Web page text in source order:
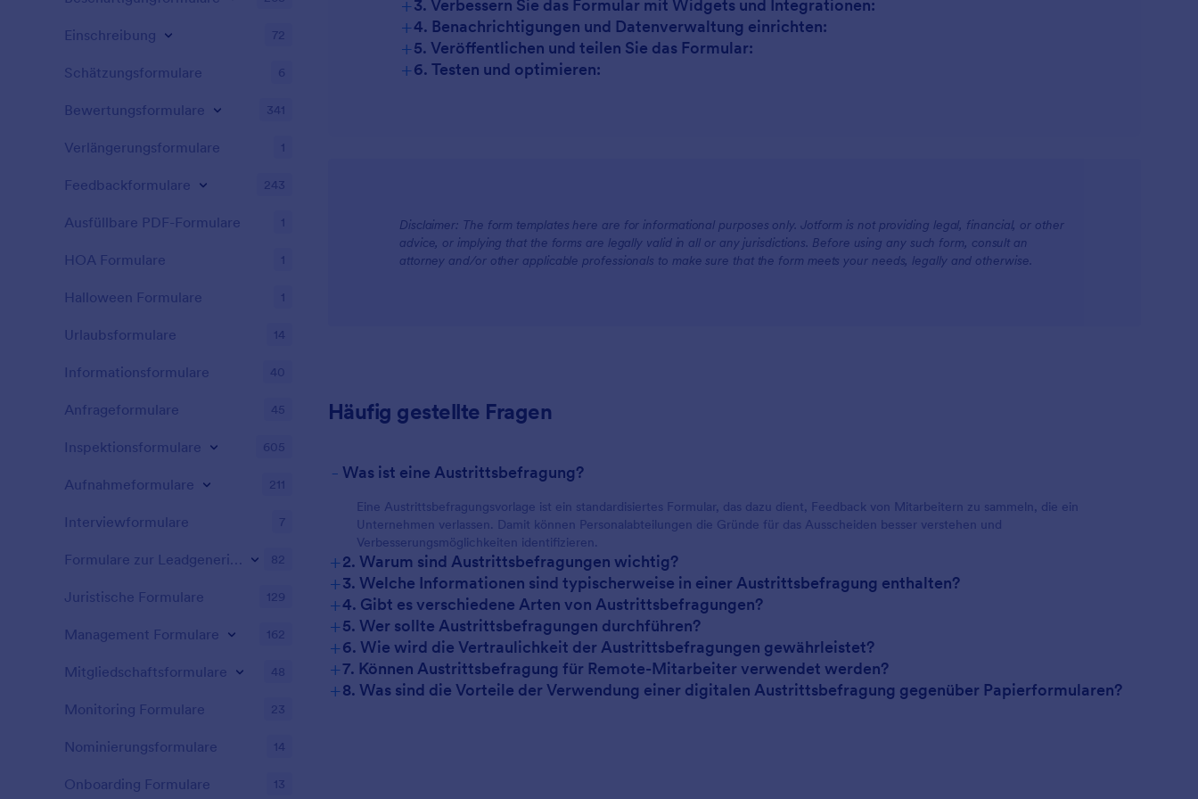
vermeiden, Zeit und Geld sparen und
Themen behandelt werden.
3. Verbessern Sie das Formular mit Widgets und Integrationen:
+4. Benachrichtigungen und Datenverwaltung einrichten:
+5. Veröffentlichen und teilen Sie das Formular:
+6. Testen und optimieren:
Disclaimer: The form templates here are for informational purposes only. Jotform is not providing legal, financial, or other
advice, or implying that the forms are legally valid in all or any jurisdictions. Before using any such form, consult an
attorney and/or other applicable professionals to make sure that the form meets your needs, legally and otherwise.
Häufig gestellte Fragen
- Was ist eine Austrittsbefragung?
Eine Austrittsbefragungsvorlage ist ein standardisiertes Formular, das dazu dient, Feedback von Mitarbeitern zu sammeln, die ein
Unternehmen verlassen. Damit können Personalabteilungen die Gründe für das Ausscheiden besser verstehen und
Verbesserungsmöglichkeiten identifizieren.
+2. Warum sind Austrittsbefragungen wichtig?
+3. Welche Informationen sind typischerweise in einer Austrittsbefragung enthalten?
+4. Gibt es verschiedene Arten von Austrittsbefragungen?
+5. Wer sollte Austrittsbefragungen durchführen?
+6. Wie wird die Vertraulichkeit der Austrittsbefragungen gewährleistet?
+7. Können Austrittsbefragung für Remote-Mitarbeiter verwendet werden?
+8. Was sind die Vorteile der Verwendung einer digitalen Austrittsbefragung gegenüber Papierformularen?
Einschreibung 72
Schätzungsformulare 6
Bewertungsformulare 341
Verlängerungsformulare 1
Feedbackformulare 243
Ausfüllbare PDF-Formulare 1
HOA Formulare 1
Halloween Formulare 1
Urlaubsformulare 14
Informationsformulare 40
Anfrageformulare 45
Inspektionsformulare 605
Aufnahmeformulare 211
Interviewformulare 7
Formulare zur Leadgenerierung 82
Juristische Formulare 129
Management Formulare 162
Mitgliedschaftsformulare 48
Monitoring Formulare 23
Nominierungsformulare 14
Onboarding Formulare 13